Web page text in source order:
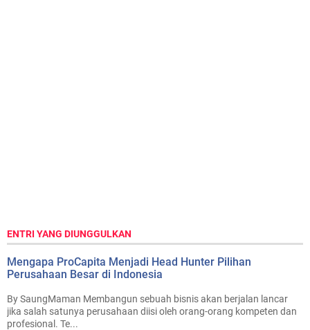
ENTRI YANG DIUNGGULKAN
Mengapa ProCapita Menjadi Head Hunter Pilihan
Perusahaan Besar di Indonesia
By SaungMaman Membangun sebuah bisnis akan berjalan lancar
jika salah satunya perusahaan diisi oleh orang-orang kompeten dan
profesional. Te...